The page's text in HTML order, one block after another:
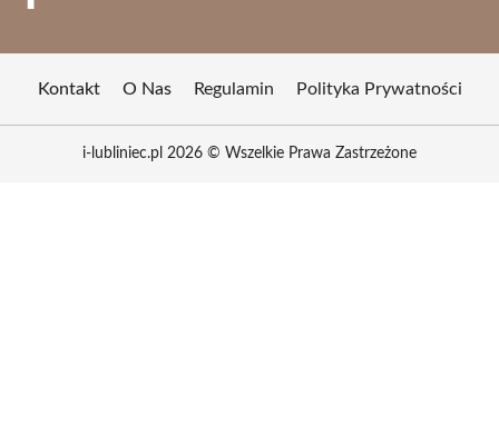
Kontakt O Nas Regulamin Polityka Prywatności
i-lubliniec.pl 2026 © Wszelkie Prawa Zastrzeżone